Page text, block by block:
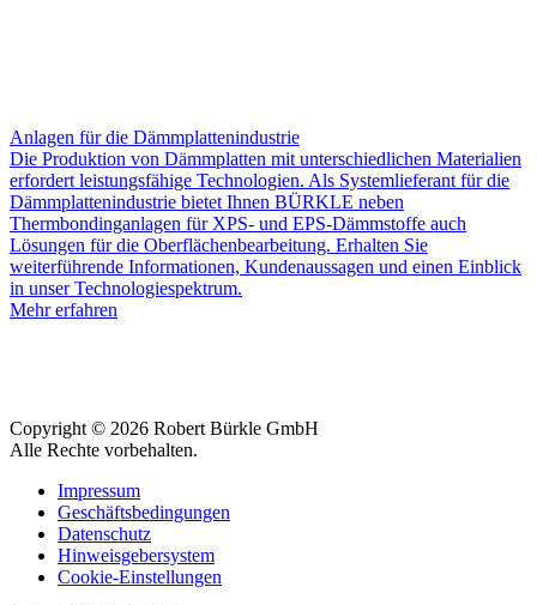
Anlagen für die Dämmplattenindustrie
Die Produktion von Dämmplatten mit unterschiedlichen Materialien
erfordert leistungsfähige Technologien. Als Systemlieferant für die
Dämmplattenindustrie bietet Ihnen BÜRKLE neben
Thermbondinganlagen für XPS- und EPS-Dämmstoffe auch
Lösungen für die Oberflächenbearbeitung. Erhalten Sie
weiterführende Informationen, Kundenaussagen und einen Einblick
in unser Technologiespektrum.
Mehr erfahren
Copyright © 2026 Robert Bürkle GmbH
Alle Rechte vorbehalten.
Impressum
Geschäftsbedingungen
Datenschutz
Hinweisgebersystem
Cookie-Einstellungen